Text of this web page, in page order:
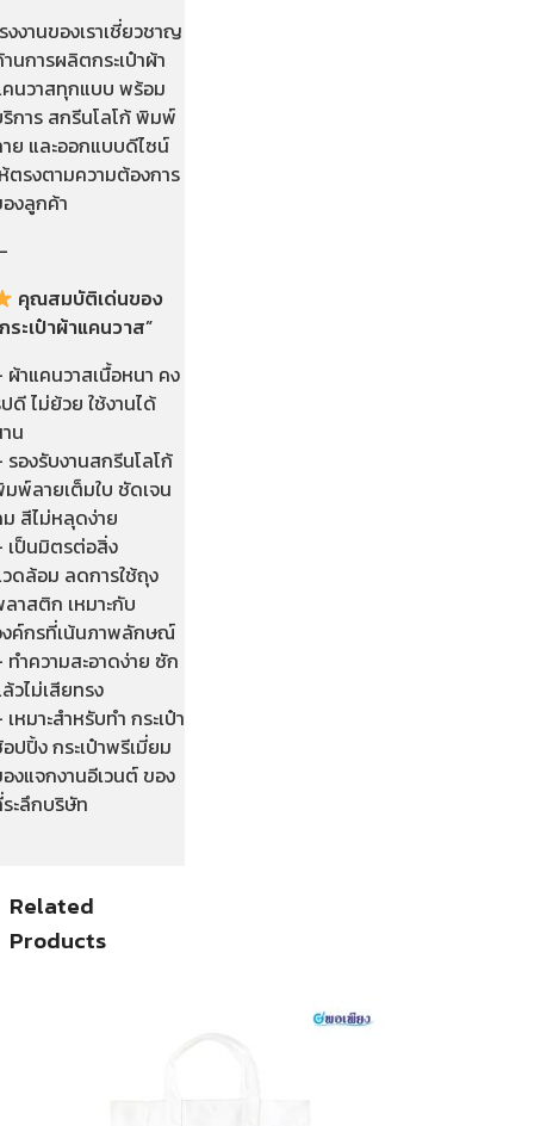
งงานของเราเชี่ยวชาญ
นการผลิตกระเป๋าผ้า
นวาสทุกแบบ พร้อม
การ สกรีนโลโก้ พิมพ์
ย และออกแบบดีไซน์
ตรงตามความต้องการ
งลูกค้า
คุณสมบัติเด่นของ
ระเป๋าผ้าแคนวาส”
ผ้าแคนวาสเนื้อหนา คง
ดี ไม่ย้วย ใช้งานได้
น
รองรับงานสกรีนโลโก้
พ์ลายเต็มใบ ชัดเจน
สีไม่หลุดง่าย
เป็นมิตรต่อสิ่ง
ดล้อม ลดการใช้ถุง
าสติก เหมาะกับ
ค์กรที่เน้นภาพลักษณ์
ทำความสะอาดง่าย ซัก
วไม่เสียทรง
เหมาะสำหรับทำ กระเป๋า
ปปิ้ง กระเป๋าพรีเมี่ยม
งแจกงานอีเวนต์ ของ
ะลึกบริษัท
Related
Products